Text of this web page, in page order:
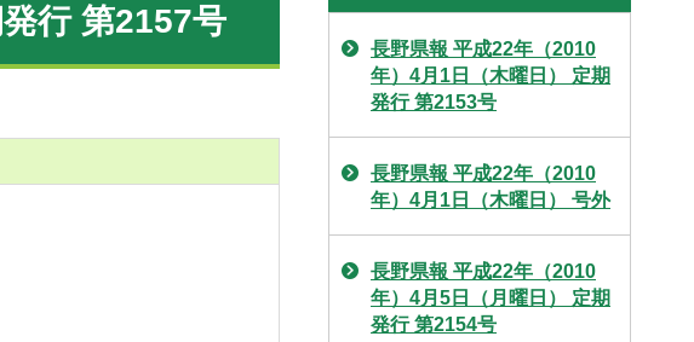
行 第2157号
長野県報 平成22年（2010
年）4月1日（木曜日） 定期
発行 第2153号
長野県報 平成22年（2010
年）4月1日（木曜日） 号外
長野県報 平成22年（2010
年）4月5日（月曜日） 定期
発行 第2154号